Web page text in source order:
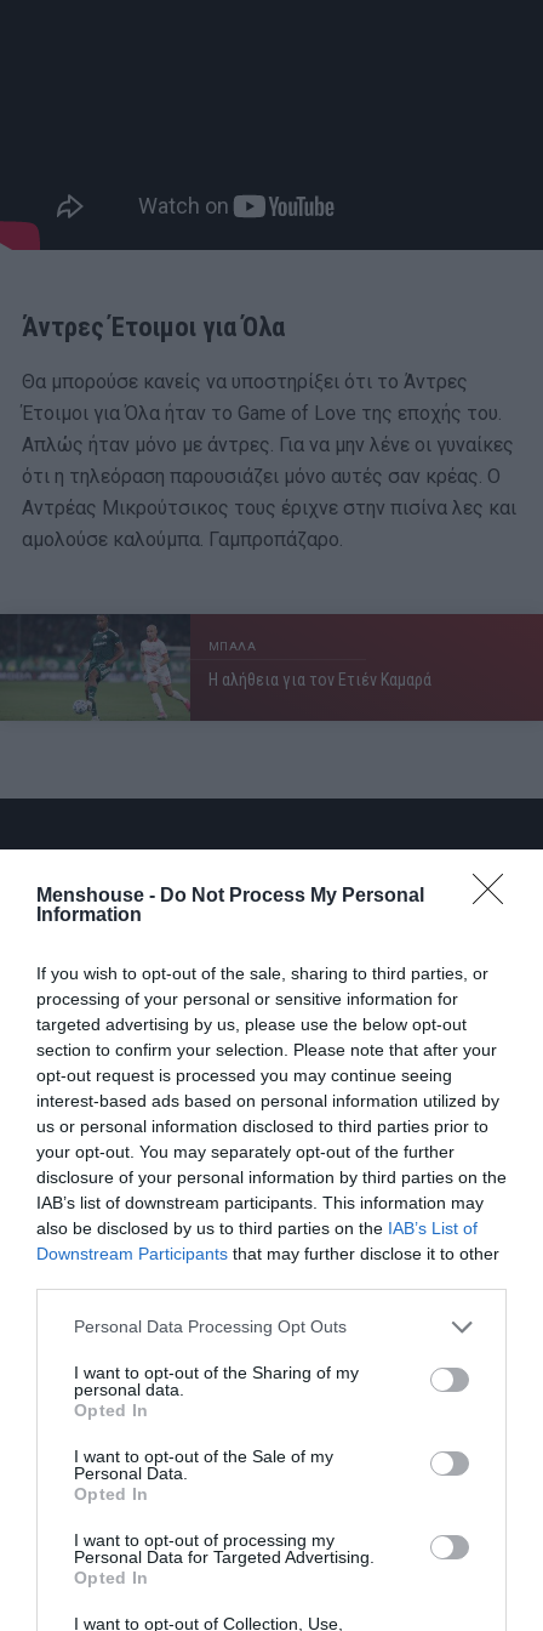
Menshouse - Do Not Process My Personal
Information
If you wish to opt-out of the sale, sharing to third parties, or
processing of your personal or sensitive information for
targeted advertising by us, please use the below opt-out
section to confirm your selection. Please note that after your
opt-out request is processed you may continue seeing
interest-based ads based on personal information utilized by
us or personal information disclosed to third parties prior to
your opt-out. You may separately opt-out of the further
disclosure of your personal information by third parties on the
IAB’s list of downstream participants. This information may
also be disclosed by us to third parties on the IAB’s List of
Downstream Participants that may further disclose it to other
Personal Data Processing Opt Outs
I want to opt-out of the Sharing of my
personal data.
Opted In
I want to opt-out of the Sale of my
Personal Data.
Opted In
I want to opt-out of processing my
Personal Data for Targeted Advertising.
Opted In
I want to opt-out of Collection, Use,
Άντρες Έτοιμοι για Όλα
Θα μπορούσε κανείς να υποστηρίξει ότι το Άντρες
Έτοιμοι για Όλα ήταν το Game of Love της εποχής του.
Απλώς ήταν μόνο με άντρες. Για να μην λένε οι γυναίκες
ότι η τηλεόραση παρουσιάζει μόνο αυτές σαν κρέας. Ο
Αντρέας Μικρούτσικος τους έριχνε στην πισίνα λες και
αμολούσε καλούμπα. Γαμπροπάζαρο.
ΜΠΑΛΑ
Η αλήθεια για τον Ετιέν Καμαρά
Fear Factor
Μόνο και μόνο ότι το ΕΣΡ επέβαλλε τη διακοπή της
προβολής του στον ΑΝΤ1 τα λέει όλα. Σε μια περίοδο
που η τηλεόραση ήταν ΠΑΣΟΚάρα και πακτωλός
Αμερικής πρότζεκτ και το διατήρησε όσο πιο ατόφιο
μπορούσε. Ούτε βίντεο δεν υπάρχει διαθέσιμο από το
πρόγραμμα που έκατσε δύσπεπτα στο στομάχι του
τηλεθεατή.
The Real Housewives of Athens